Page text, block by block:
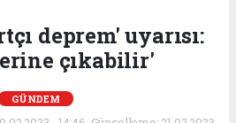
deprem' uyarısı:
çıkabilir'
GÜNDEM